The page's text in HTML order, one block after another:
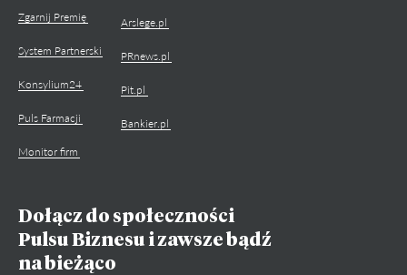
Zgarnij Premię
System Partnerski
Konsylium24
Puls Farmacji
Monitor firm
Arslege.pl
PRnews.pl
Pit.pl
Bankier.pl
Dołącz do społeczności
Pulsu Biznesu i zawsze bądź
na bieżąco